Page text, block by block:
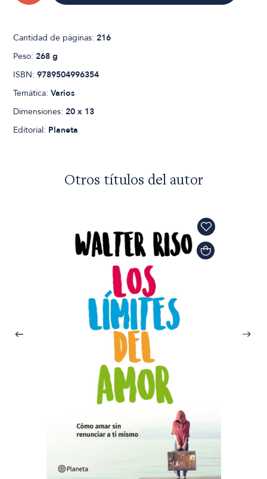
Cantidad de páginas:216
Peso:268 g
ISBN:9789504996354
Temática:Varios
Dimensiones:20 x 13
Editorial: Planeta
Otros títulos del autor